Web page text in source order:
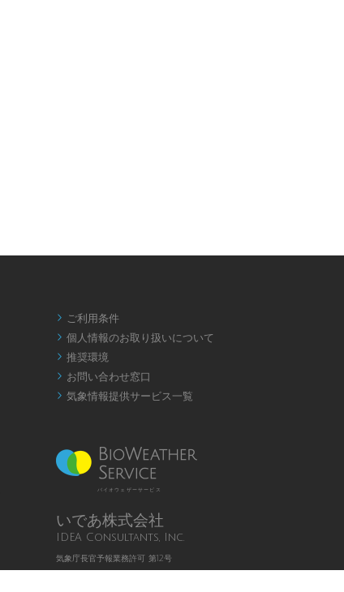
 ご利用条件
 個人情報のお取り扱いについて
 推奨環境
 お問い合わせ窓口
 気象情報提供サービス一覧
バイオウェザーサービス
いであ株式会社
IDEA Consultants, Inc.
気象庁長官予報業務許可 第12号